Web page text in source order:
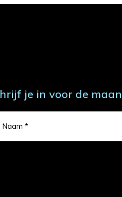
je in voor de